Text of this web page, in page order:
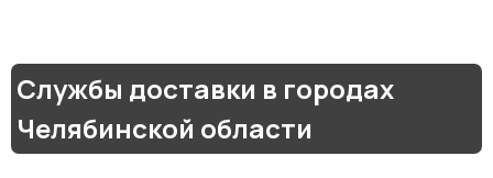
Службы доставки в городах
Челябинской области